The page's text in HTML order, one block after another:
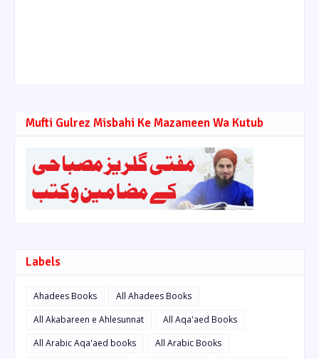
Mufti Gulrez Misbahi Ke Mazameen Wa Kutub
Labels
Ahadees Books
All Ahadees Books
All Akabareen e Ahlesunnat
All Aqa'aed Books
All Arabic Aqa'aed books
All Arabic Books